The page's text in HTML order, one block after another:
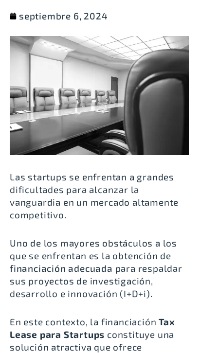
septiembre 6, 2024
Las startups se enfrentan a grandes
dificultades para alcanzar la
vanguardia en un mercado altamente
competitivo.
Uno de los mayores obstáculos a los
que se enfrentan es la obtención de
financiación adecuada para respaldar
sus proyectos de investigación,
desarrollo e innovación (I+D+i).
En este contexto, la financiaciónTax
Lease para Startups constituye una
solución atractiva que ofrece